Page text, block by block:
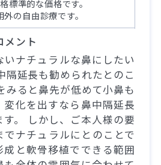
標準的な価格です。
の自由診療です。
メント
ナチュラルな鼻にしたい
隔延長も勧められたとのこ
みると鼻先が低めて小鼻も
変化を出すなら鼻中隔延長
。 しかし、ご本人様の要
ナチュラルにとのことで
成と軟骨移植でできる範囲